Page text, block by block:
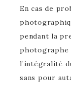
En cas de
pendant la
photographe
l’intégralité
sans pour